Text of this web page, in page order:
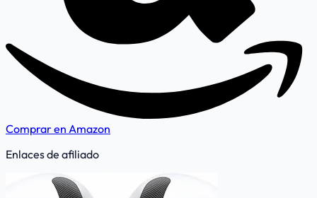
Comprar en Amazon
Enlaces de afiliado